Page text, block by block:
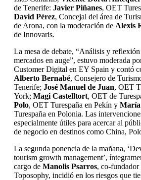
de Tenerife: Javier Piñanes, OET
David Pérez, Concejal del área de
de Arona, con la moderación de Alexis
de Innovaris.
La mesa de debate, “Análisis y
mercados en auge”, estuvo moderada
Customer Digital en EY Spain y contó
Alberto Bernabé, Consejero de
Tenerife; José Manuel de Juan, OET
York; Magi Castelltort, OET de
Polo, OET Turespaña en Pekín y
Turespaña en Polonia. Las
especialmente útiles para acercar al
de negocio en destinos como China,
La segunda ponencia de la mañana,
tourism growth management’,
cargo de Manolis Psarros, co-
Toposophy, incidió en los riesgos que